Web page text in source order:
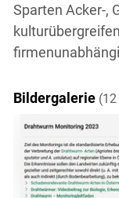
Sparten Acker-,
Bildergalerie